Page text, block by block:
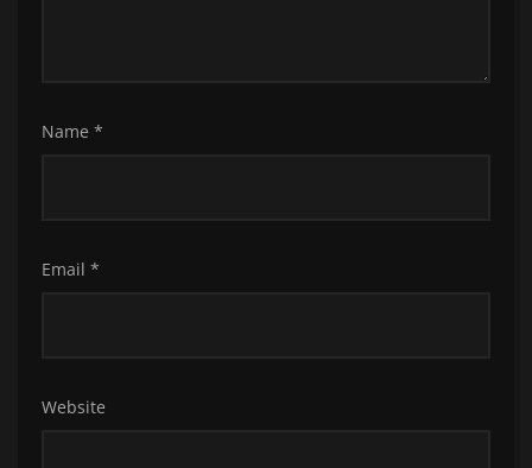
Name *
Email *
Website